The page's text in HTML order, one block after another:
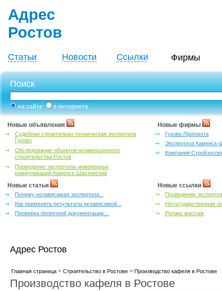
Адрес
Ростов
Статьи Новости Ссылки Фирмы
Поиск
на сайте в интернете
Новые объявления
Судебная строительно-техническая экспертиза
Гуково
Обследование объектов незавершенного
строительства Ростов
Проведение экспертизы инженерных
коммуникаций Каменск-Шахтинский
Новые фирмы
Гуково Просмета
Экспертиза Каменск-
Компания
Новые статьи
Почему независимая экспертиза...
Как применять результаты независимой...
Проверка проектной документации:...
Новые ссылки
Проведение
Негосударственная
Релакс массаж
Адрес Ростов
Главная страница> Строительство в Ростове> Производство кафеля в Ростове
Производство кафеля в Ростове